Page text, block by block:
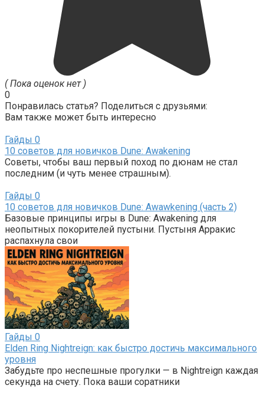
( Пока оценок нет )
0
Понравилась статья? Поделиться с друзьями:
Вам также может быть интересно
Гайды 0
10 советов для новичков Dune: Awakening
Советы, чтобы ваш первый поход по дюнам не стал
последним (и чуть менее страшным).
Гайды 0
10 советов для новичков Dune: Awawkening (часть 2)
Базовые принципы игры в Dune: Awakening для
неопытных покорителей пустыни. Пустыня Арракис
распахнула свои
Гайды 0
Elden Ring Nightreign: как быстро достичь максимального
уровня
Забудьте про неспешные прогулки — в Nightreign каждая
секунда на счету. Пока ваши соратники